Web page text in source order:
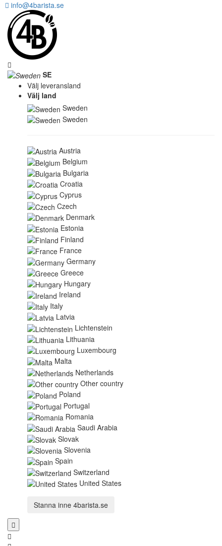
info@4barista.se
SE
Välj leveransland
Välj land
Sweden
Sweden
Austria
Belgium
Bulgaria
Croatia
Cyprus
Czech
Denmark
Estonia
Finland
France
Germany
Greece
Hungary
Ireland
Italy
Latvia
Lichtenstein
Lithuania
Luxembourg
Malta
Netherlands
Other country
Poland
Portugal
Romania
Saudi Arabia
Slovak
Slovenia
Spain
Switzerland
United States
Stanna inne 4barista.se